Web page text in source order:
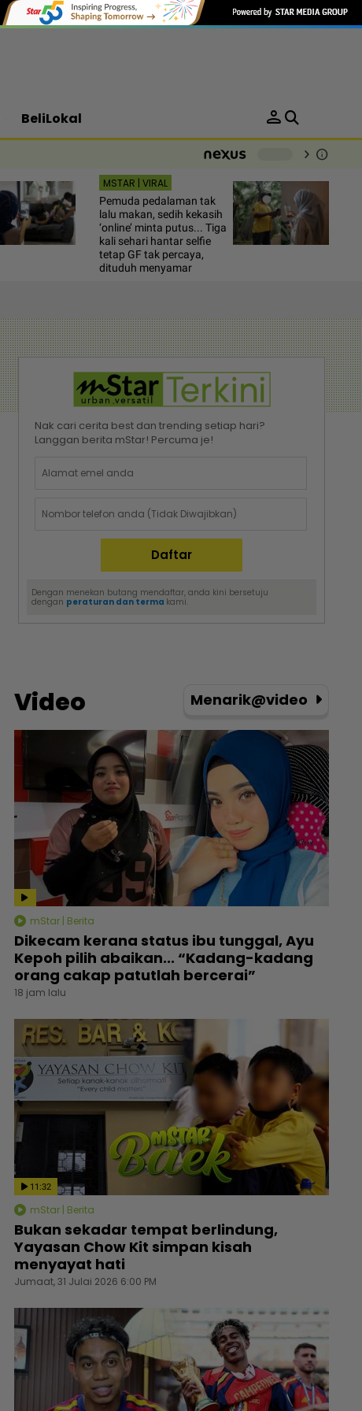
BeliLokal person
chevron_right info
MSTAR | VIRAL
Pemuda pedalaman tak
lalu makan, sedih kekasih
‘online’ minta putus... Tiga
kali sehari hantar selfie
tetap GF tak percaya,
dituduh menyamar
Nak cari cerita best dan trending setiap hari?
Langgan berita mStar! Percuma je!
Dengan menekan butang mendaftar, anda kini bersetuju
dengan peraturan dan terma kami.
Video Menarik@video
mStar | Berita
Dikecam kerana status ibu tunggal, Ayu
Kepoh pilih abaikan... “Kadang-kadang
orang cakap patutlah bercerai”
18 jam lalu
11:32
mStar | Berita
Bukan sekadar tempat berlindung,
Yayasan Chow Kit simpan kisah
menyayat hati
Jumaat, 31 Julai 2026 6:00 PM